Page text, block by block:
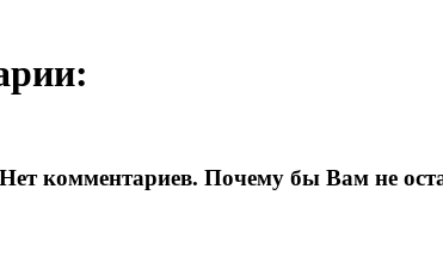
Нет комментариев. Почему бы Вам не